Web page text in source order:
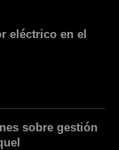
eléctrico en el
sobre gestión